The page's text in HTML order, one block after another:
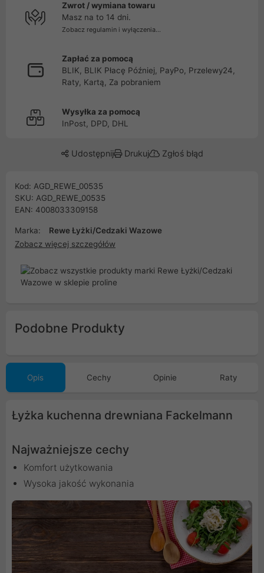
Zwrot / wymiana towaru
Masz na to 14 dni.
Zobacz regulamin i wyłączenia...
Zapłać za pomocą
BLIK, BLIK Płacę Później, PayPo, Przelewy24,
Raty, Kartą, Za pobraniem
Wysyłka za pomocą
InPost, DPD, DHL
Udostępnij Drukuj Zgłoś błąd
Kod: AGD_REWE_00535
SKU: AGD_REWE_00535
EAN: 4008033309158
Marka:
Rewe Łyżki/Cedzaki Wazowe
Zobacz więcej szczegółów
Podobne Produkty
Opis Cechy Opinie Raty
Łyżka kuchenna drewniana Fackelmann
Najważniejsze cechy
Komfort użytkowania
Wysoka jakość wykonania